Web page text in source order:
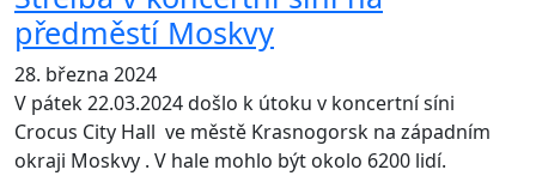
předměstí Moskvy
28. března 2024
V pátek 22.03.2024 došlo k útoku v koncertní síni
Crocus City Hall ve městě Krasnogorsk na západním
okraji Moskvy . V hale mohlo být okolo 6200 lidí.